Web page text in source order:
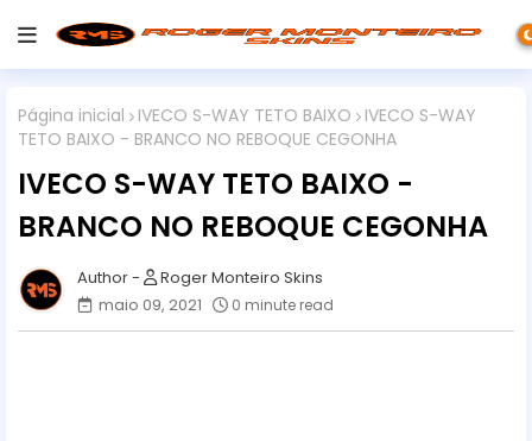
Página inicial IVECO S-WAY TETO BAIXO
IVECO S-WAY
TETO BAIXO - BRANCO NO REBOQUE CEGONHA
IVECO S-WAY TETO BAIXO -
BRANCO NO REBOQUE CEGONHA
Roger Monteiro Skins
maio 09, 2021
0 minute read